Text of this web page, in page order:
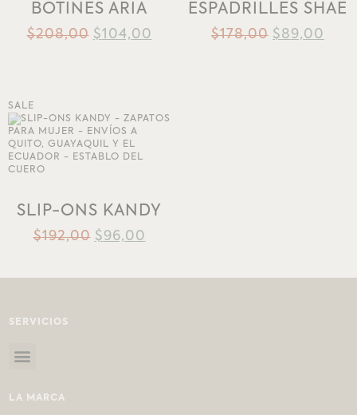
BOTINES ARIA
$208,00 $104,00
ESPADRILLES SHAE
$178,00 $89,00
SALE
SLIP-ONS KANDY
$192,00 $96,00
SERVICIOS
LA MARCA